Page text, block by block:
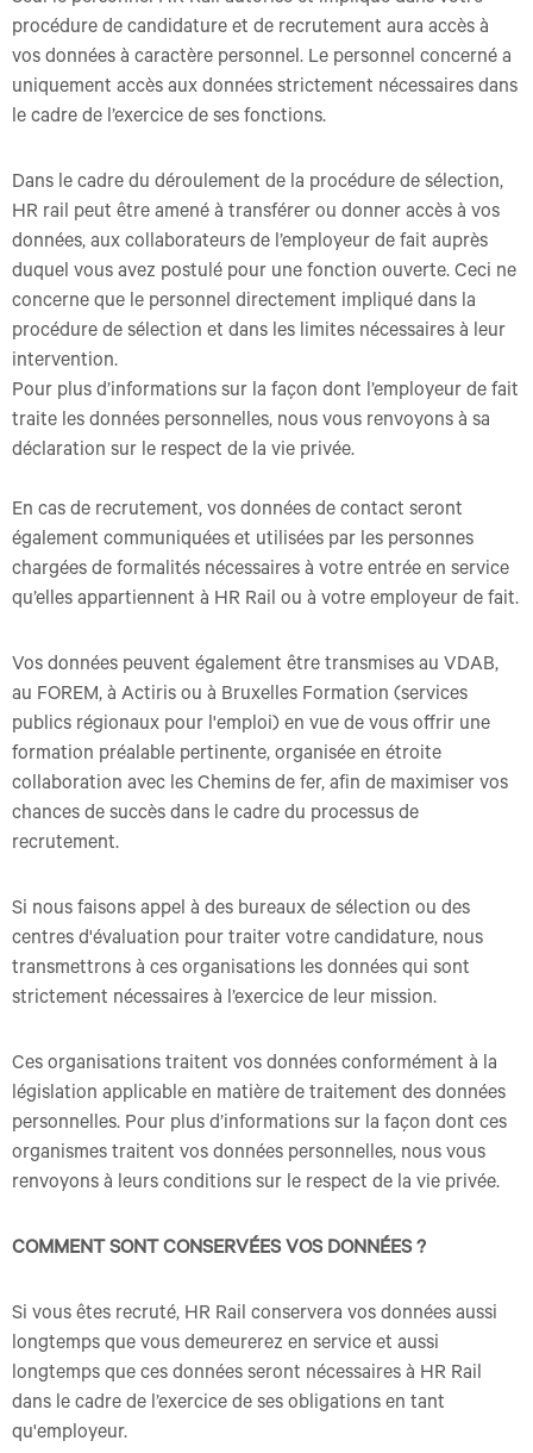
procédure de candidature et de recrutement aura accès à
vos données à caractère personnel. Le personnel concerné a
uniquement accès aux données strictement nécessaires dans
le cadre de l’exercice de ses fonctions.
Dans le cadre du déroulement de la procédure de sélection,
HR rail peut être amené à transférer ou donner accès à vos
données, aux collaborateurs de l’employeur de fait auprès
duquel vous avez postulé pour une fonction ouverte. Ceci ne
concerne que le personnel directement impliqué dans la
procédure de sélection et dans les limites nécessaires à leur
intervention.
Pour plus d’informations sur la façon dont l’employeur de fait
traite les données personnelles, nous vous renvoyons à sa
déclaration sur le respect de la vie privée.
En cas de recrutement, vos données de contact seront
également communiquées et utilisées par les personnes
chargées de formalités nécessaires à votre entrée en service
qu’elles appartiennent à HR Rail ou à votre employeur de fait.
Vos données peuvent également être transmises au VDAB,
au FOREM, à Actiris ou à Bruxelles Formation (services
publics régionaux pour l'emploi) en vue de vous offrir une
formation préalable pertinente, organisée en étroite
collaboration avec les Chemins de fer, afin de maximiser vos
chances de succès dans le cadre du processus de
recrutement.
Si nous faisons appel à des bureaux de sélection ou des
centres d'évaluation pour traiter votre candidature, nous
transmettrons à ces organisations les données qui sont
strictement nécessaires à l’exercice de leur mission.
Ces organisations traitent vos données conformément à la
législation applicable en matière de traitement des données
personnelles. Pour plus d’informations sur la façon dont ces
organismes traitent vos données personnelles, nous vous
renvoyons à leurs conditions sur le respect de la vie privée.
COMMENT SONT CONSERVÉES VOS DONNÉES ?
Si vous êtes recruté, HR Rail conservera vos données aussi
longtemps que vous demeurerez en service et aussi
longtemps que ces données seront nécessaires à HR Rail
dans le cadre de l’exercice de ses obligations en tant
qu'employeur.